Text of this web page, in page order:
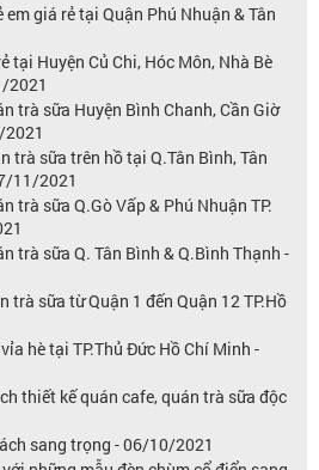
giá rẻ tại Quận Phú Nhuận & Tân
tại Huyện Củ Chi, Hóc Môn, Nhà Bè
2021
trà sữa Huyện Bình Chanh, Cần Giờ
trà sữa trên hồ tại Q.Tân Bình, Tân
11/2021
trà sữa Q.Gò Vấp & Phú Nhuận TP.
trà sữa Q. Tân Bình & Q.Bình Thạnh -
trà sữa từ Quận 1 đến Quận 12 TP.Hồ
hè tại TP.Thủ Đức Hồ Chí Minh -
thiết kế quán cafe, quán trà sữa độc
sang trọng - 06/10/2021